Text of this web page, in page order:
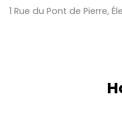
1 Rue du Pont de Pierre,